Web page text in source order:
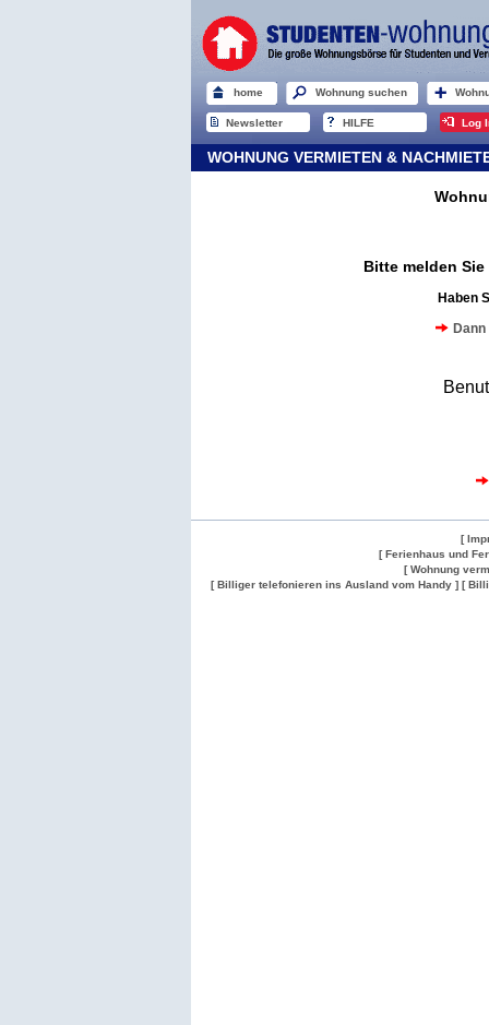
home Wohnung suchen
Newsletter HILFE Log
WOHNUNG VERMIETEN &
Bitte melden
Haben
[
[ Ferienhaus und
[ Wohnung
[ Billiger telefonieren ins Ausland vom Handy ] [